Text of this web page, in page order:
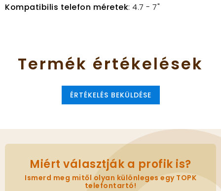
Kompatibilis telefon méretek: 4.7 - 7"
Termék értékelések
ÉRTÉKELÉS BEKÜLDÉSE
Miért választják a profik is?
Ismerd meg mitől olyan különleges egy TOPK
telefontartó!